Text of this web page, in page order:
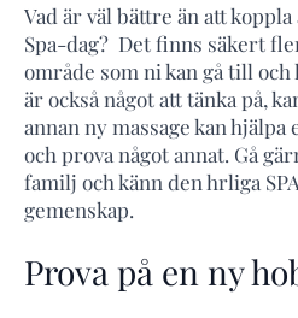
Vad är väl bättre än att
Spa-dag? Det finns säkert
område som ni kan gå till och
är också något att tänka på,
annan ny massage kan hjälpa
och prova något annat. Gå
familj och känn den hrliga
gemenskap.
Prova på en ny